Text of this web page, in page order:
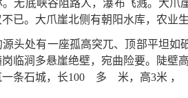
无底峡谷阻路人，瀑布飞溅。大爪
已。大爪崖北侧有朝阳水库，农业
头处有一座孤高突兀、顶部平坦如
临涧多悬崖绝壁，宛曲险要。陡壁
一条石城，长100 多 米，高3米 ，